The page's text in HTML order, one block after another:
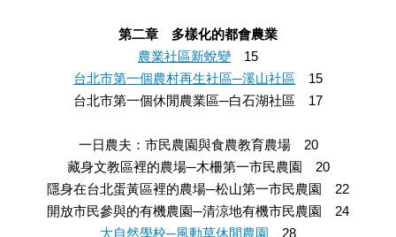
第二章 多樣化的都會農業
農業社區新蛻變 15
台北市第一個農村再生社區─溪山社區 15
台北市第一個休閒農業區─白石湖社區 17
一日農夫：市民農園與食農教育農場 20
藏身文教區裡的農場─木柵第一市民農園 20
隱身在台北蛋黃區裡的農場─松山第一市民農園 22
開放市民參與的有機農園─清涼地有機市民農園 24
大自然學校─風動草休閒農園 28